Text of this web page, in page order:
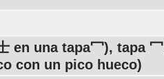
en una tapa冖), tapa
con un pico hueco)